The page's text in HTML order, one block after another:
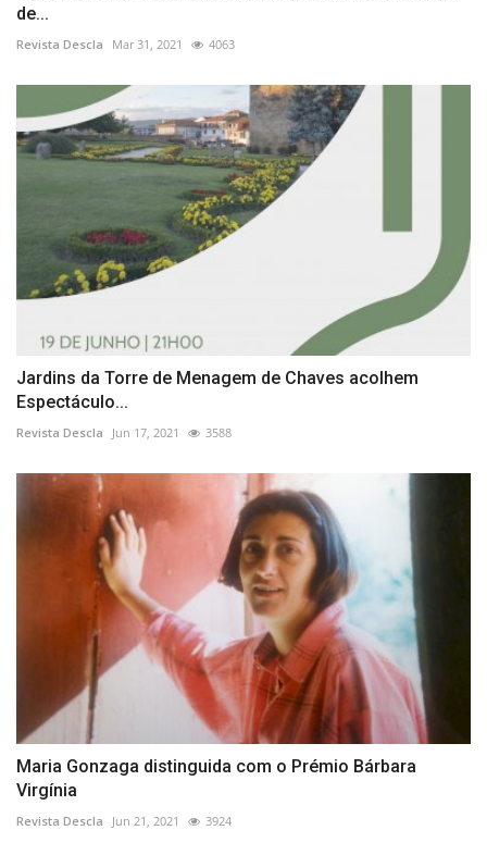
de...
Revista Descla Mar 31, 2021 4063
Jardins da Torre de Menagem de Chaves acolhem
Espectáculo...
Revista Descla Jun 17, 2021 3588
Maria Gonzaga distinguida com o Prémio Bárbara
Virgínia
Revista Descla Jun 21, 2021 3924